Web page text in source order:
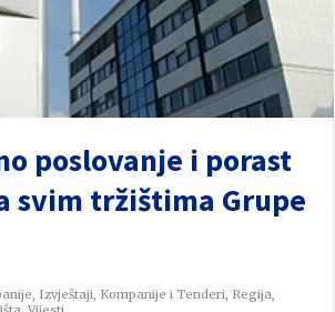
poslovanje i porast
svim tržištima Grupe
, Izvještaji, Kompanije i Tenderi, Regija,